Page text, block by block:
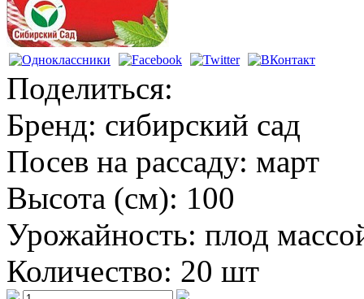
Поделиться:
Бренд: сибирский сад
Посев на рассаду: март
Высота (см): 100
Урожайность: плод
Количество: 20 шт